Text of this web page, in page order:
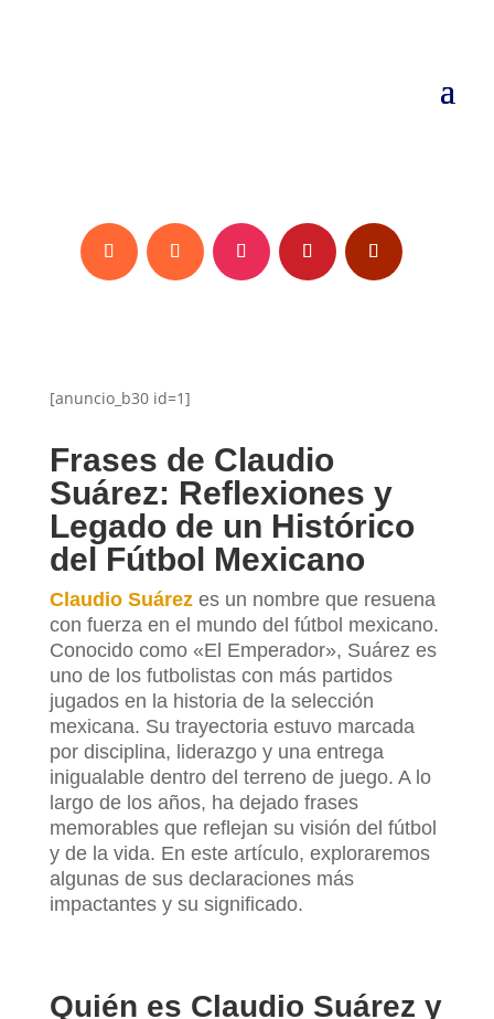
[anuncio_b30 id=1]
Frases de Claudio
Suárez: Reflexiones y
Legado de un Histórico
del Fútbol Mexicano
Claudio Suárezes un nombre que resuena
con fuerza en el mundo del fútbol mexicano.
Conocido como «El Emperador», Suárez es
uno de los futbolistas con más partidos
jugados en la historia de la selección
mexicana. Su trayectoria estuvo marcada
por disciplina, liderazgo y una entrega
inigualable dentro del terreno de juego. A lo
largo de los años, ha dejado frases
memorables que reflejan su visión del fútbol
y de la vida. En este artículo, exploraremos
algunas de sus declaraciones más
impactantes y su significado.
Quién es Claudio Suárez y